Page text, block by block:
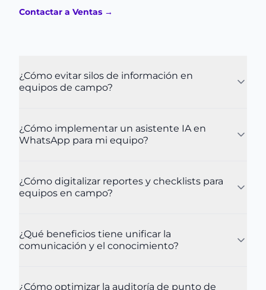
Contactar a Ventas →
¿Cómo evitar silos de información en
equipos de campo?
¿Cómo implementar un asistente IA en
WhatsApp para mi equipo?
¿Cómo digitalizar reportes y checklists para
equipos en campo?
¿Qué beneficios tiene unificar la
comunicación y el conocimiento?
¿Cómo optimizar la auditoría de punto de